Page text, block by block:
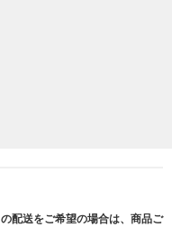
配送をご希望の場合は、商品ご